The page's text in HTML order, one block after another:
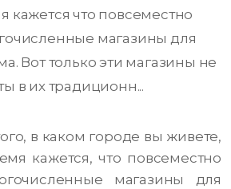
кажется что повсеместно
магазины для
Вот только эти магазины не
в их традиционн...
в каком городе вы живете,
кажется, что повсеместно
магазины для